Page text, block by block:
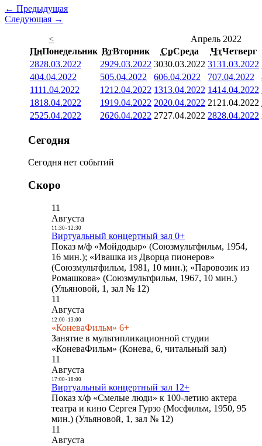
← Предыдущая
Следующая →
<
Апрель 2022
ПнПонедельник ВтВторник СрСреда ЧтЧетверг
2828.03.2022 2929.03.2022 3030.03.2022 3131.03.2022
404.04.2022 505.04.2022 606.04.2022 707.04.2022
1111.04.2022 1212.04.2022 1313.04.2022 1414.04.2022
1818.04.2022 1919.04.2022 2020.04.2022 21 21.04.2022
2525.04.2022 2626.04.2022 2727.04.2022 2828.04.2022
Сегодня
Сегодня нет событий
Скоро
11
Августа
11:30- 12:30
Виртуальный концертный зал 0+
Показ м/ф «Мойдодыр» (Союзмультфильм, 1954,
16 мин.); «Ивашка из Дворца пионеров»
(Союзмультфильм, 1981, 10 мин.); «Паровозик из
Ромашкова» (Союзмультфильм, 1967, 10 мин.)
(Ульяновой, 1, зал № 12)
11
Августа
12:00- 13:00
«КоневаФильм» 6+
Занятие в мультипликационной студии
«КоневаФильм» (Конева, 6, читальный зал)
11
Августа
17:00- 18:00
Виртуальный концертный зал 12+
Показ х/ф «Смелые люди» к 100-летию актера
театра и кино Сергея Гурзо (Мосфильм, 1950, 95
мин.) (Ульяновой, 1, зал № 12)
11
Августа